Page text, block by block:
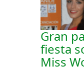
Gran
fiesta
Miss